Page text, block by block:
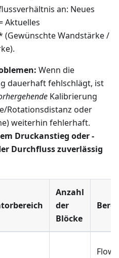
an: Neues
Aktuelles
(Gewünschte Wandstärke /
Wenn die
dauerhaft fehlschlägt, ist
Kalibrierung
Rotationsdistanz oder
weiterhin fehlerhaft.
Druckanstieg oder -
Durchfluss zuverlässig
Anzahl
der
Blöcke